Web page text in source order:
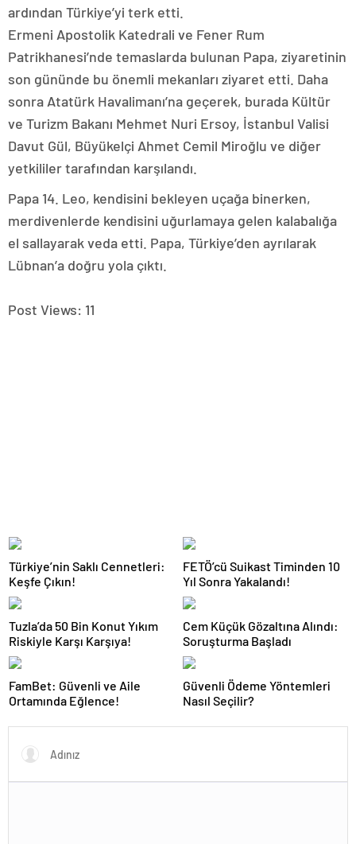
ardından Türkiye’yi terk etti.
Ermeni Apostolik Katedrali ve Fener Rum
Patrikhanesi’nde temaslarda bulunan Papa, ziyaretinin
son gününde bu önemli mekanları ziyaret etti. Daha
sonra Atatürk Havalimanı’na geçerek, burada Kültür
ve Turizm Bakanı Mehmet Nuri Ersoy, İstanbul Valisi
Davut Gül, Büyükelçi Ahmet Cemil Miroğlu ve diğer
yetkililer tarafından karşılandı.
Papa 14. Leo, kendisini bekleyen uçağa binerken,
merdivenlerde kendisini uğurlamaya gelen kalabalığa
el sallayarak veda etti. Papa, Türkiye’den ayrılarak
Lübnan’a doğru yola çıktı.
Post Views: 11
Türkiye’nin Saklı Cennetleri:
Keşfe Çıkın!
FETÖ’cü Suikast Timinden 10
Yıl Sonra Yakalandı!
Tuzla’da 50 Bin Konut Yıkım
Riskiyle Karşı Karşıya!
Cem Küçük Gözaltına Alındı:
Soruşturma Başladı
FamBet: Güvenli ve Aile
Ortamında Eğlence!
Güvenli Ödeme Yöntemleri
Nasıl Seçilir?